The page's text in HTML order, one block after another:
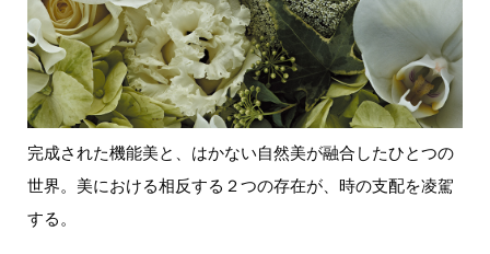
完成された機能美と、はかない自然美が融合したひとつの
世界。美における相反する２つの存在が、時の支配を凌駕
する。